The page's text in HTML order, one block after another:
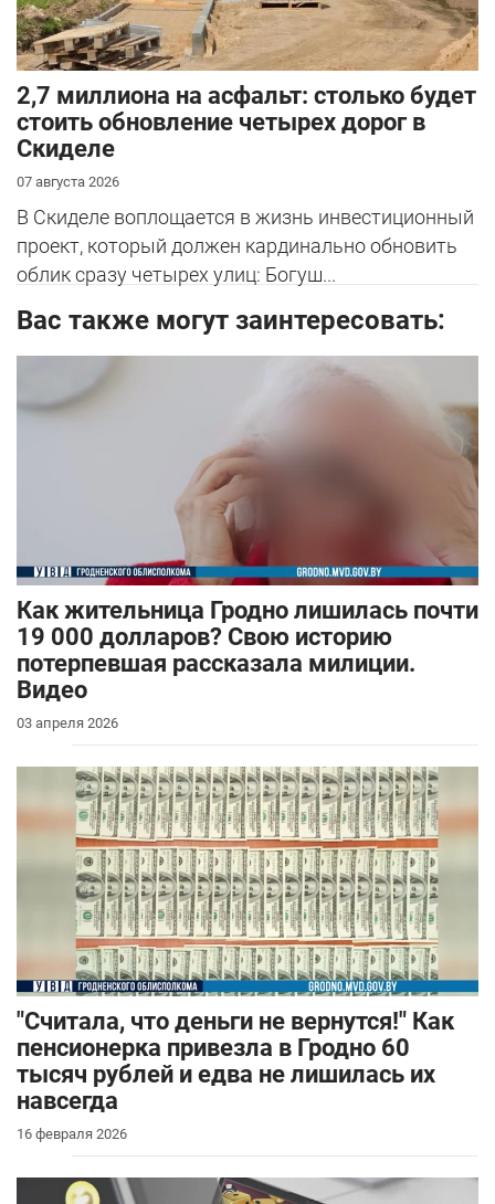
2,7 миллиона на асфальт: столько будет
стоить обновление четырех дорог в
Скиделе
07 августа 2026
В Скиделе воплощается в жизнь инвестиционный
проект, который должен кардинально обновить
облик сразу четырех улиц: Богуш...
Вас также могут заинтересовать:
Как жительница Гродно лишилась почти
19 000 долларов? Свою историю
потерпевшая рассказала милиции.
Видео
03 апреля 2026
"Считала, что деньги не вернутся!" Как
пенсионерка привезла в Гродно 60
тысяч рублей и едва не лишилась их
навсегда
16 февраля 2026